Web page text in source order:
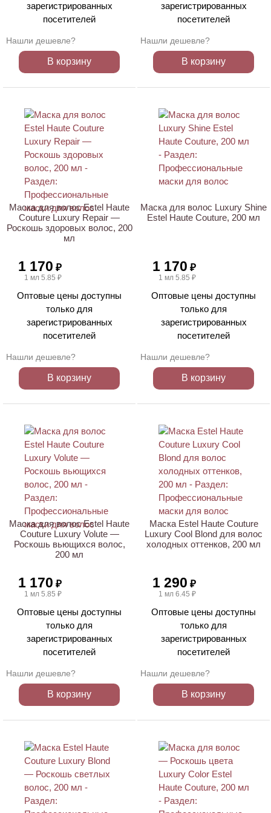
зарегистрированных
посетителей
Нашли дешевле?
В корзину
зарегистрированных
посетителей
Нашли дешевле?
В корзину
Маска для волос Estel Haute
Couture Luxury Repair —
Роскошь здоровых волос, 200
мл
1 170 ₽
1 мл 5.85 ₽
Оптовые цены доступны
только для
зарегистрированных
посетителей
Нашли дешевле?
В корзину
Маска для волос Luxury Shine
Estel Haute Couture, 200 мл
1 170 ₽
1 мл 5.85 ₽
Оптовые цены доступны
только для
зарегистрированных
посетителей
Нашли дешевле?
В корзину
Маска для волос Estel Haute
Couture Luxury Volute —
Роскошь вьющихся волос,
200 мл
1 170 ₽
1 мл 5.85 ₽
Оптовые цены доступны
только для
зарегистрированных
посетителей
Нашли дешевле?
В корзину
Маска Estel Haute Couture
Luxury Cool Blond для волос
холодных оттенков, 200 мл
1 290 ₽
1 мл 6.45 ₽
Оптовые цены доступны
только для
зарегистрированных
посетителей
Нашли дешевле?
В корзину